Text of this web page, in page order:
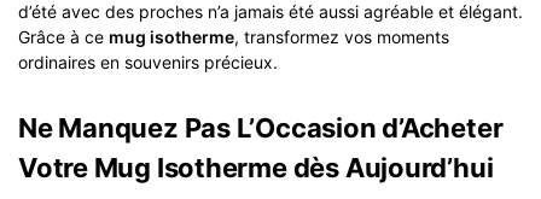
d’été avec des proches n’a jamais été aussi agréable et élégant.
Grâce à ce mug isotherme, transformez vos moments
ordinaires en souvenirs précieux.
Ne Manquez Pas L’Occasion d’Acheter
Votre Mug Isotherme dès Aujourd’hui